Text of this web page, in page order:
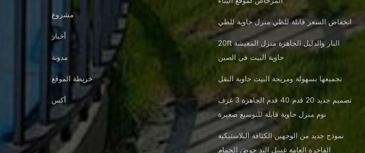
مشروع
أخبار
مدونة
خريطة الموقع
أكس
انخفاض السعر قابلة للطي منزل حاوية للطي
20ft النار والدليل الجاهزة منزل المعيشة
حاوية البيت في الصين
تجميعها بسهولة ومريحة البيت حاوية النقل
تصميم جديد 20 قدم 40 قدم الجاهزة 3 غرف
نوم منزل حاوية قابلة للتوسيع صغيرة
نموذج جديد من الوجهين الكثافة البلاستيكية
الفاخرة العامة غسل اليد حوض الحمام